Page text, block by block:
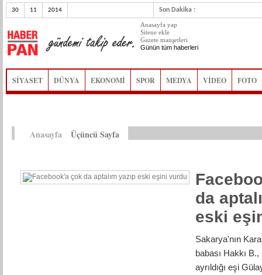
30 11 2014 Son Dakika :
Anasayfa yap
Sitene ekle
Gazete manşetleri
Günün tüm haberleri
SİYASET DÜNYA EKONOMİ SPOR MEDYA VİDEO FOTO
Anasayfa Üçüncü Sayfa
da
eski
Sakarya'nın
babası Hakkı
ayrıldığı eşi